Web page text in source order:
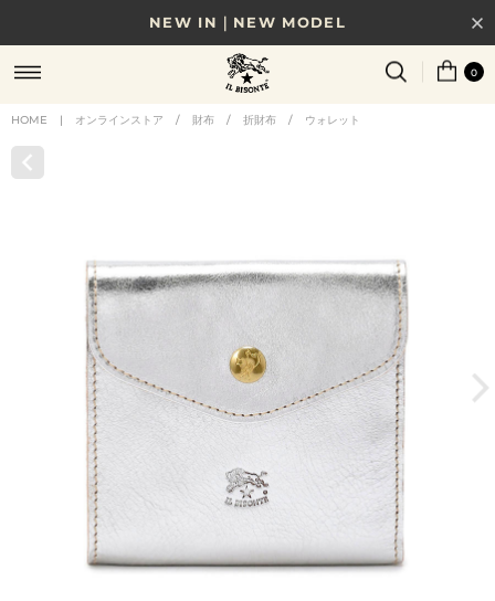
NEW IN｜NEW MODEL
8/17(月)10時まで｜税込11,000円以上で送料無料
贈る相手やシーンから選べる、新しいギフトガイド
0
HOME | オンラインストア / 財布 / 折財布 / ウォレット